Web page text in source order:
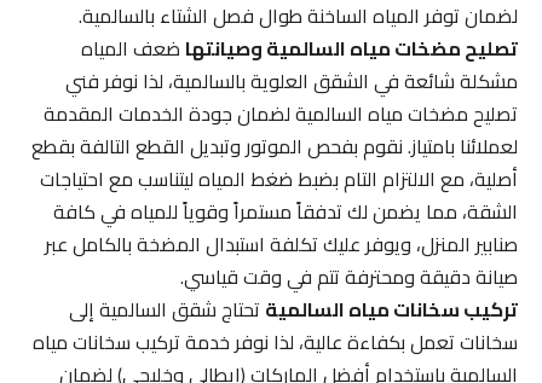
لضمان توفر المياه الساخنة طوال فصل الشتاء بالسالمية.
تصليح مضخات مياه السالمية وصيانتهاضعف المياه
مشكلة شائعة في الشقق العلوية بالسالمية، لذا نوفر فني
تصليح مضخات مياه السالمية لضمان جودة الخدمات المقدمة
لعملائنا بامتياز. نقوم بفحص الموتور وتبديل القطع التالفة بقطع
أصلية، مع الالتزام التام بضبط ضغط المياه ليتناسب مع احتياجات
الشقة، مما يضمن لك تدفقاً مستمراً وقوياً للمياه في كافة
صنابير المنزل، ويوفر عليك تكلفة استبدال المضخة بالكامل عبر
صيانة دقيقة ومحترفة تتم في وقت قياسي.
تركيب سخانات مياه السالميةتحتاج شقق السالمية إلى
سخانات تعمل بكفاءة عالية، لذا نوفر خدمة تركيب سخانات مياه
السالمية باستخدام أفضل الماركات (إيطالي وخليجي) لضمان